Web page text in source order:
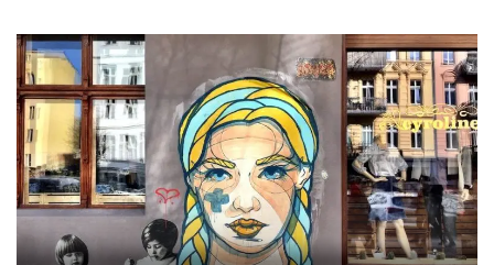
Acontecendo Aqui Coluna da semana
comportamento comunicação cotidiano